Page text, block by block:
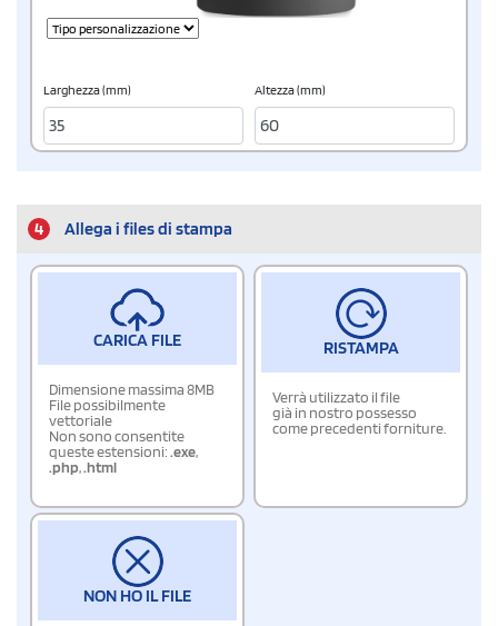
Larghezza (mm) Altezza (mm)
4 Allega i files di stampa
CARICA FILE
Dimensione massima 8MB
File possibilmente
vettoriale
Non sono consentite
queste estensioni:.exe,
.php,.html
RISTAMPA
Verrà utilizzato il file
già in nostro possesso
come precedenti forniture.
NON HO IL FILE